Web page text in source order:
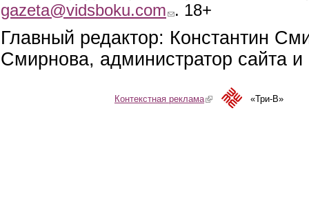
gazeta@vidsboku.com (link sends e-mail)
. 18+
Главный редактор: Константин
Смирнова, администратор сайта
Контекстная реклама(link is external)«Три-В»